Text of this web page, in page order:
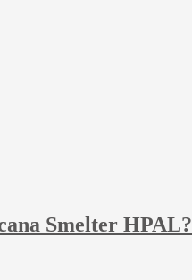
Smelter HPAL?